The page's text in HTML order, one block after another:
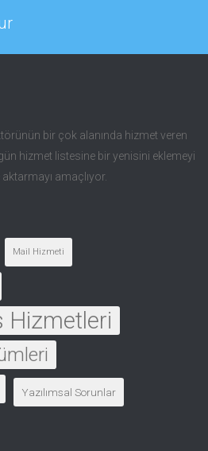
bir çok alanında hizmet veren
hizmet listesine bir yenisini eklemeyi
amaçlıyor.
Mail Hizmeti
Hizmetleri
Yazılımsal Sorunlar